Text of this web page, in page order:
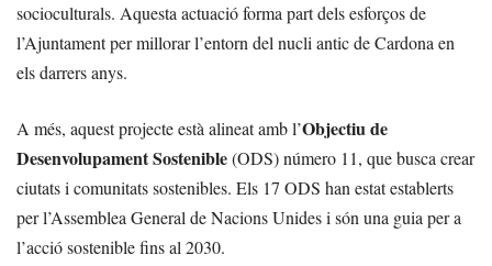
socioculturals. Aquesta actuació forma part dels esforços de
l’Ajuntament per millorar l’entorn del nucli antic de Cardona en
els darrers anys.
A més, aquest projecte està alineat amb l’Objectiu de
Desenvolupament Sostenible(ODS) número 11, que busca crear
ciutats i comunitats sostenibles. Els 17 ODS han estat establerts
per l’Assemblea General de Nacions Unides i són una guia per a
l’acció sostenible fins al 2030.